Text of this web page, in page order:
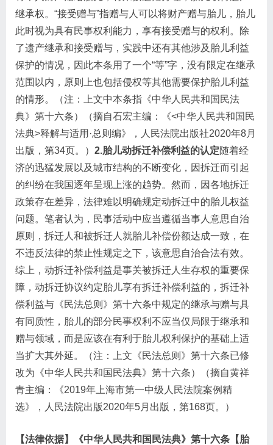
继承权。“接受赠与”指赠与人可以将财产赠与胎儿，胎儿
此时视为具有民事权利能力，享有接受赠与的权利。除
了遗产继承和接受赠与，实践中还有其他涉及胎儿利益
保护的情况，因此本条用了一个“等”字，没有限定在继承
范围以内，原则上也包括侵权等其他需要保护胎儿利益
的情形。（注：上文中本条指《中华人民共和国民法
典》第十六条）（摘自石宏主编：《<中华人民共和国民
法典>释解与适用·总则编》，人民法院出版社2020年8月
出版，第34页。） 2.胎儿动拆迁补偿利益的认定随着经
济的迅猛发展以及城市结构的不断变化，因拆迁而引起
的纠纷在我国逐年呈现上涨的趋势。然而，因各地拆迁
政策存在差异，法律难以明确规定动拆迁中的胎儿权益
问题。笔者认为，民事活动中应当遵循当事人意思自治
原则，拆迁人和被拆迁人就胎儿补偿份额达成一致，在
不违反法律的禁止性规定之下，该意思自治合法有效。
综上，动拆迁补偿利益是事关被拆迁人生存权的重要保
障，动拆迁协议约定胎儿享有拆迁补偿利益的，拆迁补
偿利益与《民法总则》第十六条中规定的继承与赠与具
有同质性，胎儿的部分民事权利不应当仅局限于继承和
赠与领域，而是应该在有利于胎儿权利保护的基础上适
当扩大其外延。（注：上文《民法总则》第十六条已修
改为《中华人民共和国民法典》第十六条）（摘自黄祥
青主编：《2019年上海市第一中级人民法院案例精
选》，人民法院出版2020年5月出版，第168页。）
【法律依据】《中华人民共和国民法典》第十六条【胎